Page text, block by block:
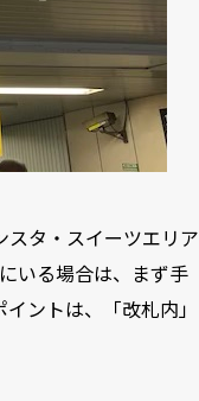
スタ・スイーツエリア
いる場合は、まず手
ントは、「改札内」